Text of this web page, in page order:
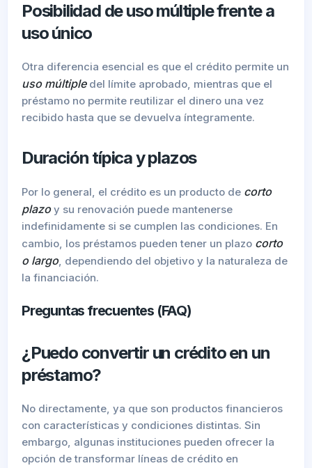
Posibilidad de uso múltiple frente a
uso único
Otra diferencia esencial es que el crédito permite un
uso múltipledel límite aprobado, mientras que el
préstamo no permite reutilizar el dinero una vez
recibido hasta que se devuelva íntegramente.
Duración típica y plazos
Por lo general, el crédito es un producto de corto
plazoy su renovación puede mantenerse
indefinidamente si se cumplen las condiciones. En
cambio, los préstamos pueden tener un plazo corto
o largo, dependiendo del objetivo y la naturaleza de
la financiación.
Preguntas frecuentes (FAQ)
¿Puedo convertir un crédito en un
préstamo?
No directamente, ya que son productos financieros
con características y condiciones distintas. Sin
embargo, algunas instituciones pueden ofrecer la
opción de transformar líneas de crédito en